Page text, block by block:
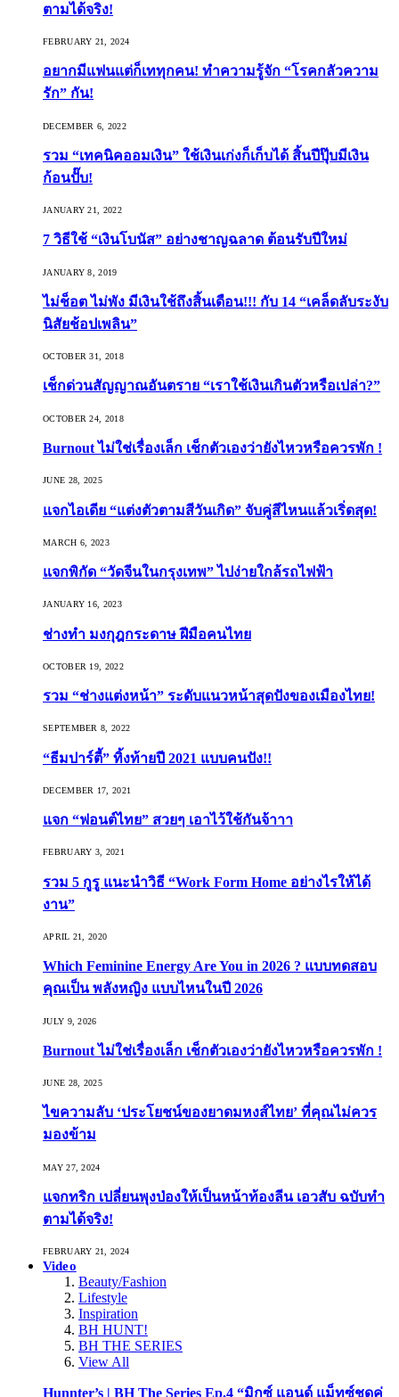
ตามได้จริง!
FEBRUARY 21, 2024
อยากมีแฟนแต่ก็เททุกคน! ทำความรู้จัก “โรคกลัวความ
รัก” กัน!
DECEMBER 6, 2022
รวม “เทคนิคออมเงิน” ใช้เงินเก่งก็เก็บได้ สิ้นปีปุ๊บมีเงิน
ก้อนปั๊บ!
JANUARY 21, 2022
7 วิธีใช้ “เงินโบนัส” อย่างชาญฉลาด ต้อนรับปีใหม่
JANUARY 8, 2019
ไม่ช็อต ไม่พัง มีเงินใช้ถึงสิ้นเดือน!!! กับ 14 “เคล็ดลับระงับ
นิสัยช้อปเพลิน”
OCTOBER 31, 2018
เช็กด่วนสัญญาณอันตราย “เราใช้เงินเกินตัวหรือเปล่า?”
OCTOBER 24, 2018
Burnout ไม่ใช่เรื่องเล็ก เช็กตัวเองว่ายังไหวหรือควรพัก !
JUNE 28, 2025
แจกไอเดีย “แต่งตัวตามสีวันเกิด” จับคู่สีไหนแล้วเริ่ดสุด!
MARCH 6, 2023
แจกพิกัด “วัดจีนในกรุงเทพ” ไปง่ายใกล้รถไฟฟ้า
JANUARY 16, 2023
ช่างทำ มงกุฎกระดาษ ฝีมือคนไทย
OCTOBER 19, 2022
รวม “ช่างแต่งหน้า” ระดับแนวหน้าสุดปังของเมืองไทย!
SEPTEMBER 8, 2022
“ธีมปาร์ตี้” ทิ้งท้ายปี 2021 แบบคนปัง!!
DECEMBER 17, 2021
แจก “ฟอนต์ไทย” สวยๆ เอาไว้ใช้กันจ้าาา
FEBRUARY 3, 2021
รวม 5 กูรู แนะนำวิธี “Work Form Home อย่างไรให้ได้
งาน”
APRIL 21, 2020
Which Feminine Energy Are You in 2026 ? แบบทดสอบ
คุณเป็น พลังหญิง แบบไหนในปี 2026
JULY 9, 2026
Burnout ไม่ใช่เรื่องเล็ก เช็กตัวเองว่ายังไหวหรือควรพัก !
JUNE 28, 2025
ไขความลับ ‘ประโยชน์ของยาดมหงส์ไทย’ ที่คุณไม่ควร
มองข้าม
MAY 27, 2024
แจกทริก เปลี่ยนพุงป่องให้เป็นหน้าท้องลีน เอวสับ ฉบับทำ
ตามได้จริง!
FEBRUARY 21, 2024
Video
Beauty/Fashion
Lifestyle
Inspiration
BH HUNT!
BH THE SERIES
View All
Hunnter’s | BH The Series Ep.4 “มิกซ์ แอนด์ แม็ทซ์ชุดคู่